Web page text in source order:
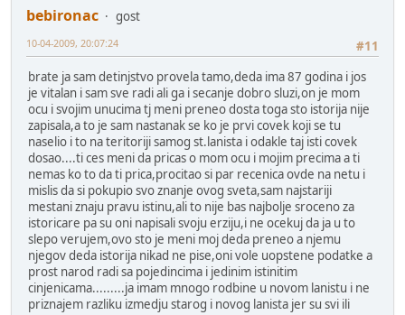
bebironac
gost
#11
10-04-2009, 20:07:24
brate ja sam detinjstvo provela tamo,deda ima 87 godina i jos
je vitalan i sam sve radi ali ga i secanje dobro sluzi,on je mom
ocu i svojim unucima tj meni preneo dosta toga sto istorija nije
zapisala,a to je sam nastanak se ko je prvi covek koji se tu
naselio i to na teritoriji samog st.lanista i odakle taj isti covek
dosao....ti ces meni da pricas o mom ocu i mojim precima a ti
nemas ko to da ti prica,procitao si par recenica ovde na netu i
mislis da si pokupio svo znanje ovog sveta,sam najstariji
mestani znaju pravu istinu,ali to nije bas najbolje sroceno za
istoricare pa su oni napisali svoju erziju,i ne ocekuj da ja u to
slepo verujem,ovo sto je meni moj deda preneo a njemu
njegov deda istorija nikad ne pise,oni vole uopstene podatke a
prost narod radi sa pojedincima i jedinim istinitim
cinjenicama.........ja imam mnogo rodbine u novom lanistu i ne
priznajem razliku izmedju starog i novog lanista jer su svi ili